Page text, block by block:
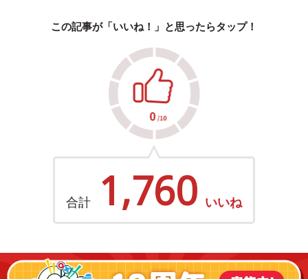
この記事が「いいね！」と思ったらタップ！
合計 1,760 いいね